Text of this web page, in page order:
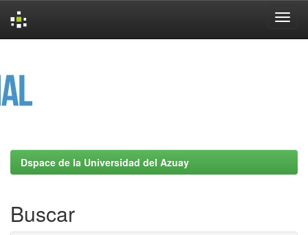
Dspace de la Universidad del Azuay
Buscar